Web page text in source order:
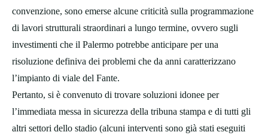
convenzione, sono emerse alcune criticità sulla programmazione
di lavori strutturali straordinari a lungo termine, ovvero sugli
investimenti che il Palermo potrebbe anticipare per una
risoluzione definiva dei problemi che da anni caratterizzano
l’impianto di viale del Fante.
Pertanto, si è convenuto di trovare soluzioni idonee per
l’immediata messa in sicurezza della tribuna stampa e di tutti gli
altri settori dello stadio (alcuni interventi sono già stati eseguiti